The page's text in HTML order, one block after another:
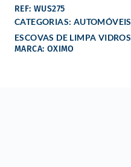
REF: WUS275
CATEGORIAS: AUTOMÓVEIS
ESCOVAS DE LIMPA VIDROS
MARCA: OXIMO